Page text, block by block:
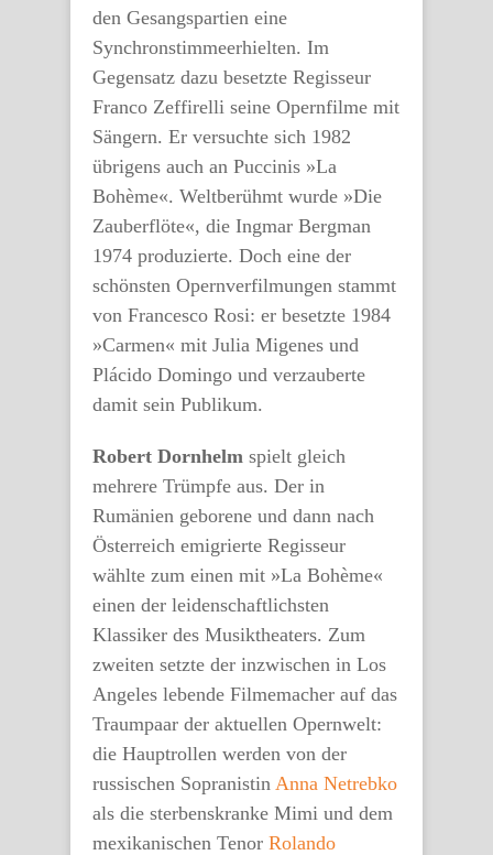
den Gesangspartien eine
Synchronstimmeerhielten. Im
Gegensatz dazu besetzte Regisseur
Franco Zeffirelli seine Opernfilme mit
Sängern. Er versuchte sich 1982
übrigens auch an Puccinis »La
Bohème«. Weltberühmt wurde »Die
Zauberflöte«, die Ingmar Bergman
1974 produzierte. Doch eine der
schönsten Opernverfilmungen stammt
von Francesco Rosi: er besetzte 1984
»Carmen« mit Julia Migenes und
Plácido Domingo und verzauberte
damit sein Publikum.
Robert Dornhelm spielt gleich
mehrere Trümpfe aus. Der in
Rumänien geborene und dann nach
Österreich emigrierte Regisseur
wählte zum einen mit »La Bohème«
einen der leidenschaftlichsten
Klassiker des Musiktheaters. Zum
zweiten setzte der inzwischen in Los
Angeles lebende Filmemacher auf das
Traumpaar der aktuellen Opernwelt:
die Hauptrollen werden von der
russischen Sopranistin Anna Netrebko
als die sterbenskranke Mimi und dem
mexikanischen Tenor Rolando